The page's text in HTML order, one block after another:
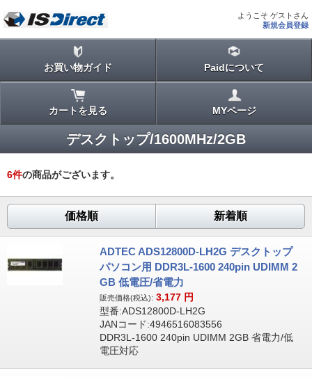
ようこそ ゲストさん
新規会員登録
お買い物ガイド Paidについて
カートを見る MYページ
デスクトップ/1600MHz/2GB
6件の商品がございます。
価格順 新着順
ADTEC ADS12800D-LH2G デスクトップ
パソコン用 DDR3L-1600 240pin UDIMM 2
GB 低電圧/省電力
販売価格(税込): 3,177 円
型番:ADS12800D-LH2G
JANコード:4946516083556
DDR3L-1600 240pin UDIMM 2GB 省電力/低
電圧対応